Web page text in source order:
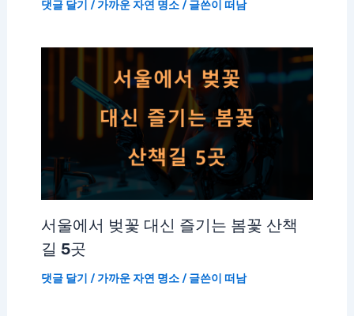
댓글 달기 /가까운 자연 명소/ 글쓴이 떠남
서울에서 벚꽃 대신 즐기는 봄꽃 산책
길 5곳
댓글 달기 /가까운 자연 명소/ 글쓴이 떠남